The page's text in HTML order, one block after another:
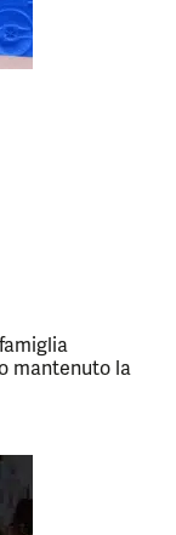
mantenuto la